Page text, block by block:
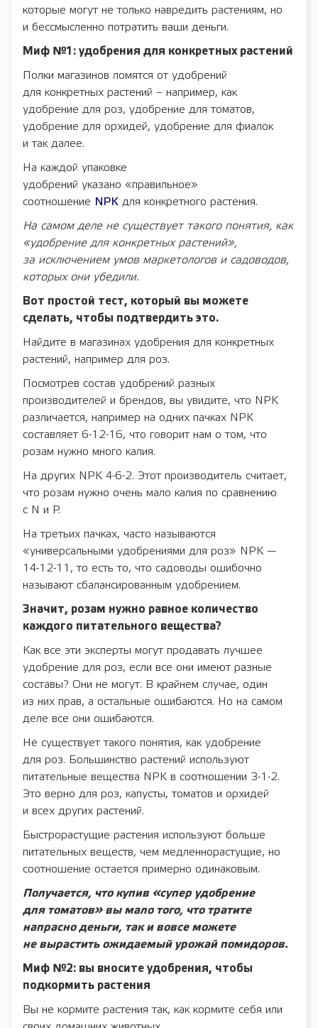
которые могут не только навредить растениям, но
и бессмысленно потратить ваши деньги.
Миф №1: удобрения для конкретных растений
Полки магазинов ломятся от удобрений
для конкретных растений – например, как
удобрение для роз, удобрение для томатов,
удобрение для орхидей, удобрение для фиалок
и так далее.
На каждой упаковке
удобрений указано «правильное»
соотношение NPK для конкретного растения.
На самом деле не существует такого понятия, как
«удобрение для конкретных растений»,
за исключением умов маркетологов и садоводов,
которых они убедили.
Вот простой тест, который вы можете
сделать, чтобы подтвердить это.
Найдите в магазинах удобрения для конкретных
растений, например для роз.
Посмотрев состав удобрений разных
производителей и брендов, вы увидите, что NPK
различается, например на одних пачках NPK
составляет 6-12-16, что говорит нам о том, что
розам нужно много калия.
На других NPK 4-6-2. Этот производитель считает,
что розам нужно очень мало калия по сравнению
с N и P.
На третьих пачках, часто называются
«универсальными удобрениями для роз» NPK —
14-12-11, то есть то, что садоводы ошибочно
называют сбалансированным удобрением.
Значит, розам нужно равное количество
каждого питательного вещества?
Как все эти эксперты могут продавать лучшее
удобрение для роз, если все они имеют разные
составы? Они не могут. В крайнем случае, один
из них прав, а остальные ошибаются. Но на самом
деле все они ошибаются.
Не существует такого понятия, как удобрение
для роз. Большинство растений используют
питательные вещества NPK в соотношении 3-1-2.
Это верно для роз, капусты, томатов и орхидей
и всех других растений.
Быстрорастущие растения используют больше
питательных веществ, чем медленнорастущие, но
соотношение остается примерно одинаковым.
Получается, что купив «супер удобрение
для томатов» вы мало того, что тратите
напрасно деньги, так и вовсе можете
не вырастить ожидаемый урожай помидоров.
Миф №2: вы вносите удобрения, чтобы
подкормить растения
Вы не кормите растения так, как кормите себя или